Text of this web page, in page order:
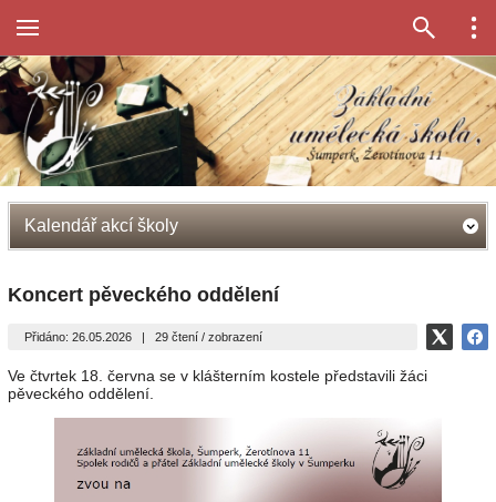
Kalendář akcí školy
Koncert pěveckého oddělení
Přidáno: 26.05.2026 | 29 čtení / zobrazení
Ve čtvrtek 18. června se v klášterním kostele představili žáci
pěveckého oddělení.